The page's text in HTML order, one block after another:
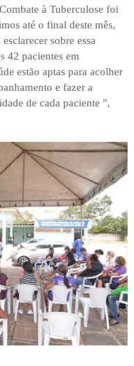
à Tuberculose foi
até o final deste mês,
sobre essa
42 pacientes em
estão aptas para acolher
e fazer a
de cada paciente ",